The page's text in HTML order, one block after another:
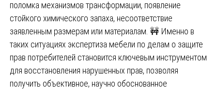
поломка механизмов трансформации, появление
стойкого химического запаха, несоответствие
заявленным размерам или материалам. 🚧 Именно в
таких ситуациях экспертиза мебели по делам о защите
прав потребителей становится ключевым инструментом
для восстановления нарушенных прав, позволяя
получить объективное, научно обоснованное